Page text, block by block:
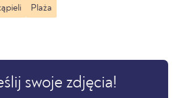
Plaża
swoje zdjęcia!